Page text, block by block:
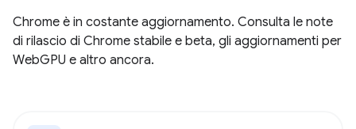
Chrome è in costante aggiornamento. Consulta le note
di rilascio di Chrome stabile e beta, gli aggiornamenti per
WebGPU e altro ancora.